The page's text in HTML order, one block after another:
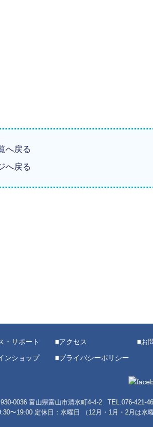
へ戻る
へ戻る
・サポート アクセス
お
ンショップ プライバシーポリシー
0036 富山県富山市清水町4-4-2 TEL.076-421-
〜19:00 定休日：水曜日 （12月・1月・2月は水